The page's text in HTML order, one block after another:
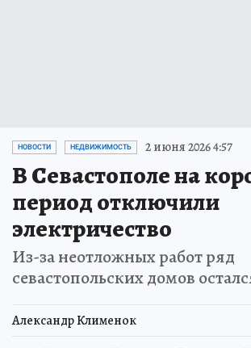
НОВОСТИ НЕДВИЖИМОСТЬ 2 июня 2026 4:57
В Севастополе на
период отключили
электричество
Из-за неотложных работ ряд
севастопольских домов
Александр Клименок